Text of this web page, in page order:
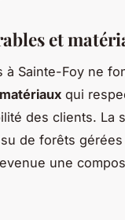
et
à Sainte-Foy ne
matériaux qui
des clients. La
de forêts
une